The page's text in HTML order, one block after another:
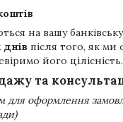
на вашу
днів після того, як ми
його цілісність.
та
для оформлення